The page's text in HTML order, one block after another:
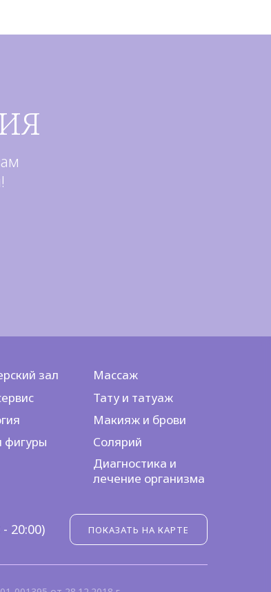
20:00)
Солярий
Диагностика и
лечение организма
Макияж и брови
Тату и татуаж
Массаж
фигуры
ПОКАЗАТЬ НА КАРТЕ
зал